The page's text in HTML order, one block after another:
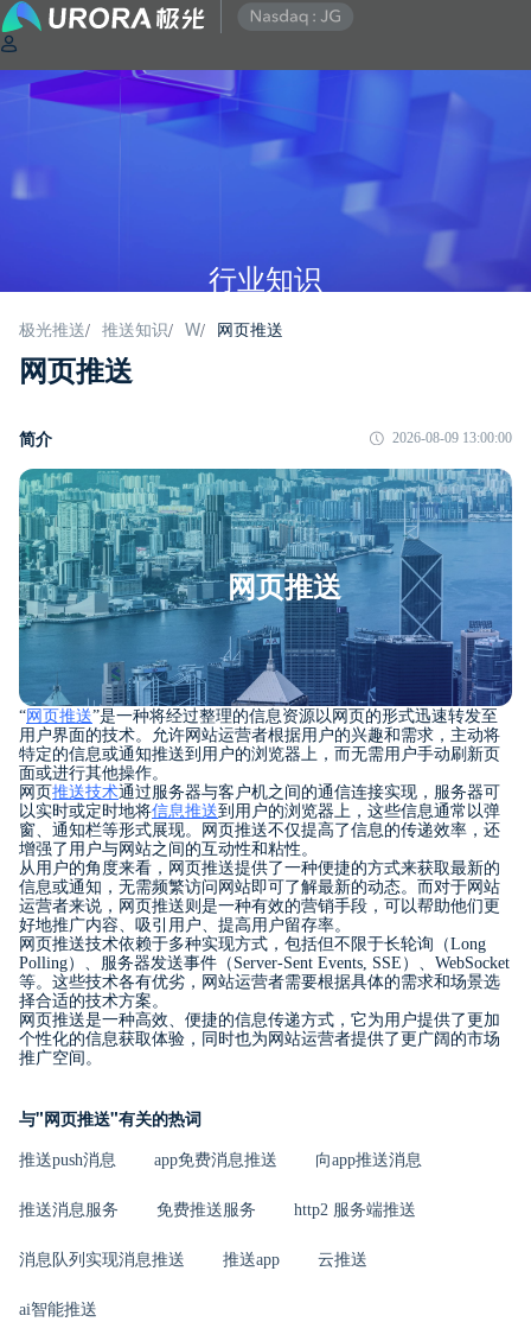
行业知识
多年深耕开发者服务领域，具有深厚的技术沉淀及行业领先的技术水平日均百
极光推送/ 推送知识/ W/ 网页推送
网页推送
简介 2026-08-09 13:00:00
网页推送
“网页推送”是一种将经过整理的信息资源以网页的形式迅速转发至
用户界面的技术。允许网站运营者根据用户的兴趣和需求，主动将
特定的信息或通知推送到用户的浏览器上，而无需用户手动刷新页
面或进行其他操作。
网页推送技术通过服务器与客户机之间的通信连接实现，服务器可
以实时或定时地将信息推送到用户的浏览器上，这些信息通常以弹
窗、通知栏等形式展现。网页推送不仅提高了信息的传递效率，还
增强了用户与网站之间的互动性和粘性。
从用户的角度来看，网页推送提供了一种便捷的方式来获取最新的
信息或通知，无需频繁访问网站即可了解最新的动态。而对于网站
运营者来说，网页推送则是一种有效的营销手段，可以帮助他们更
好地推广内容、吸引用户、提高用户留存率。
网页推送技术依赖于多种实现方式，包括但不限于长轮询（Long
Polling）、服务器发送事件（Server-Sent Events, SSE）、WebSocket
等。这些技术各有优劣，网站运营者需要根据具体的需求和场景选
择合适的技术方案。
网页推送是一种高效、便捷的信息传递方式，它为用户提供了更加
个性化的信息获取体验，同时也为网站运营者提供了更广阔的市场
推广空间。
与"网页推送"有关的热词
推送push消息 app免费消息推送 向app推送消息
推送消息服务 免费推送服务 http2 服务端推送
消息队列实现消息推送 推送app 云推送
ai智能推送